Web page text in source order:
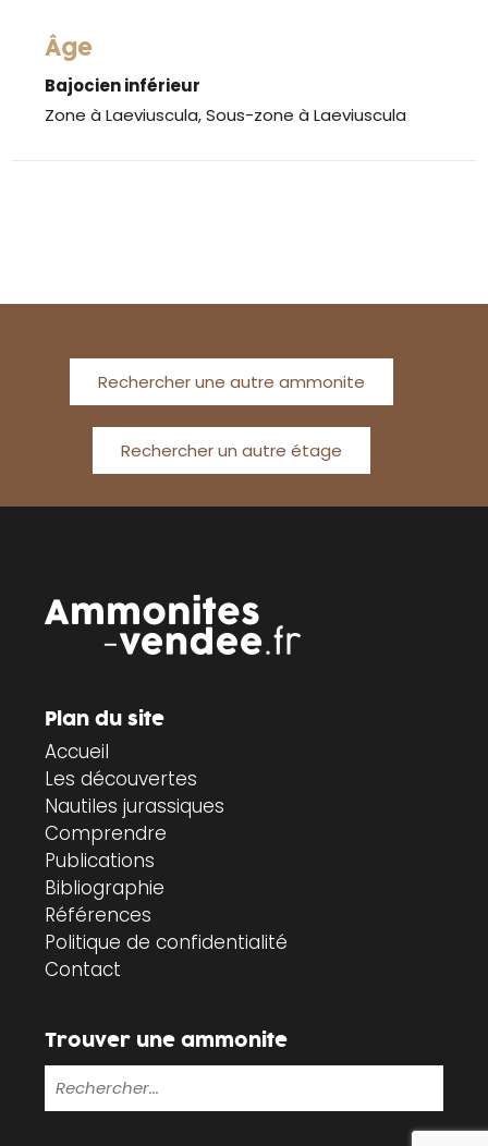
Âge
Bajocien inférieur
Zone à Laeviuscula, Sous-zone à Laeviuscula
Rechercher une autre ammonite
Rechercher un autre étage
Plan du site
Accueil
Les découvertes
Nautiles jurassiques
Comprendre
Publications
Bibliographie
Références
Politique de confidentialité
Contact
Trouver une ammonite